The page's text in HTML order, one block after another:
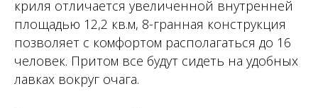
криля отличается увеличенной внутренней
площадью 12,2 кв.м, 8-гранная конструкция
позволяет с комфортом располагаться до 16
человек. Притом все будут сидеть на удобных
лавках вокруг очага.